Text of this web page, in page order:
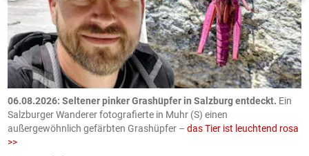
06.08.2026: Seltener pinker Grashüpfer in Salzburg entdeckt. Ein
Salzburger Wanderer fotografierte in Muhr (S) einen
außergewöhnlich gefärbten Grashüpfer – das Tier ist leuchtend rosa
>>